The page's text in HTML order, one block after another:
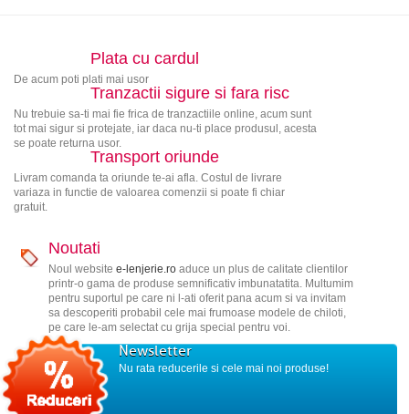
Plata cu cardul
De acum poti plati mai usor
Tranzactii sigure si fara risc
Nu trebuie sa-ti mai fie frica de tranzactiile online, acum sunt
tot mai sigur si protejate, iar daca nu-ti place produsul, acesta
se poate returna usor.
Transport oriunde
Livram comanda ta oriunde te-ai afla. Costul de livrare
variaza in functie de valoarea comenzii si poate fi chiar
gratuit.
Noutati
Noul website e-lenjerie.roaduce un plus de calitate clientilor
printr-o gama de produse semnificativ imbunatatita. Multumim
pentru suportul pe care ni l-ati oferit pana acum si va invitam
sa descoperiti probabil cele mai frumoase modele de chiloti,
pe care le-am selectat cu grija special pentru voi.
Newsletter
Nu rata reducerile si cele mai noi produse!